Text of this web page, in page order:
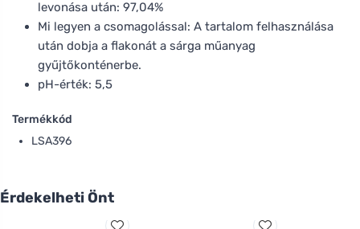
levonása után: 97,04%
Mi legyen a csomagolással: A tartalom felhasználása
után dobja a flakonát a sárga műanyag
gyűjtőkonténerbe.
pH-érték: 5,5
Termékkód
LSA396
Érdekelheti Önt